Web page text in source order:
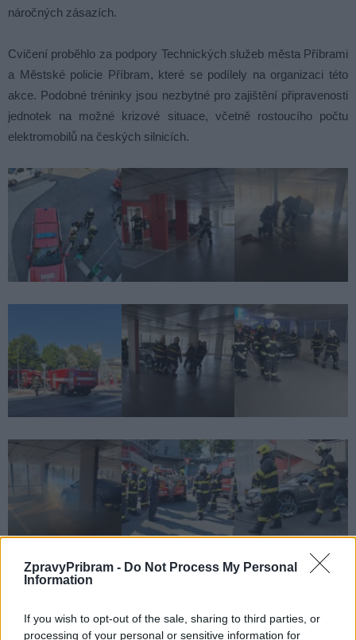
ZpravyPribram - Do Not Process My Personal
Information
If you wish to opt-out of the sale, sharing to third parties, or
processing of your personal or sensitive information for
náročných zásazích.
Cvičení proběhlo za podpory Technických služeb města Příbrami
a Městské policie Příbram, které se podílely na organizaci této
akce. Podobné tréninky jsou nezbytné pro zajištění připravenosti
jednotek na možné krizové situace, včetně rostoucího počtu
elektromobilů na českých silnicích.